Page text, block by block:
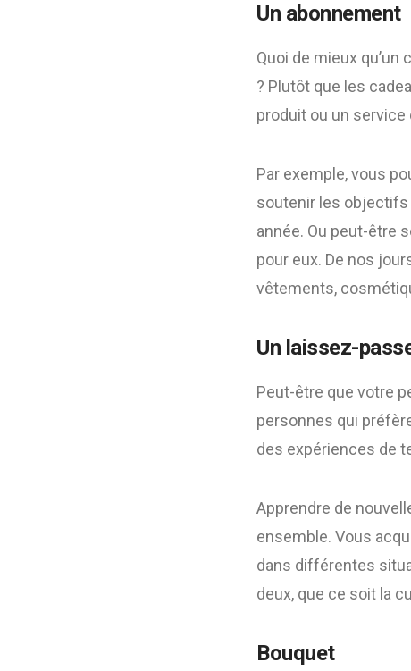
Un abonnement
Quoi de mieux qu’un
? Plutôt que les
produit ou un service
Par exemple, vous
soutenir les objectifs
année. Ou peut-être
pour eux. De nos
vêtements,
Un laissez-
Peut-être que votre
personnes qui
des expériences de
Apprendre de
ensemble. Vous
dans différentes
deux, que ce soit la
Bouquet